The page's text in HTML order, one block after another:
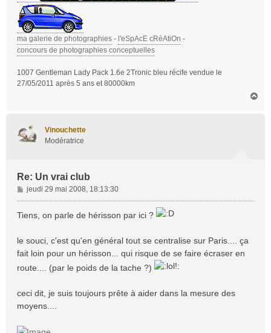
ma galerie de photographies - l'eSpAcE cRéAtiOn -
concours de photographies conceptuelles
1007 Gentleman Lady Pack 1.6e 2Tronic bleu récife vendue le
27/05/2011 après 5 ans et 80000km
Vinouchette
Modératrice
Re: Un vrai club
M
e
g
e
jeudi 29 mai 2008, 18:13:30
Tiens, on parle de hérisson par ici ?
le souci, c'est qu'en général tout se centralise sur Paris.... ça
fait loin pour un hérisson... qui risque de se faire écraser en
route.... (par le poids de la tache ?)
ceci dit, je suis toujours prête à aider dans la mesure des
moyens....